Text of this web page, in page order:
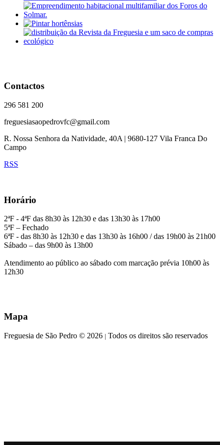
Contactos
296 581 200
freguesiasaopedrovfc@gmail.com
R. Nossa Senhora da Natividade, 40A | 9680-127 Vila Franca Do
Campo
RSS
Horário
2ªF - 4ªF das 8h30 às 12h30 e das 13h30 às 17h00
5ªF – Fechado
6ªF - das 8h30 às 12h30 e das 13h30 às 16h00 / das 19h00 às 21h00
Sábado – das 9h00 às 13h00
Atendimento ao público ao sábado com marcação prévia 10h00 às
12h30
Mapa
Freguesia de São Pedro © 2026 | Todos os direitos são reservados